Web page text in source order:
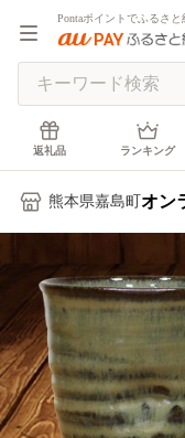
Pontaポイントでふるさと
返礼品 ランキング
熊本県嘉島町 オン